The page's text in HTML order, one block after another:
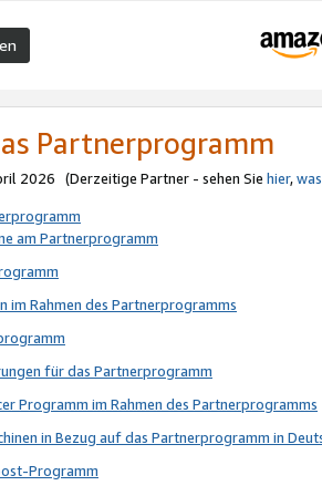
Partnerprogramm
2026 (Derzeitige Partner - sehen Sie hier,
am Partnerprogramm
im Rahmen des Partnerprogramms
für das Partnerprogramm
Programm im Rahmen des Partnerprogramms
in Bezug auf das Partnerprogramm in
Programm